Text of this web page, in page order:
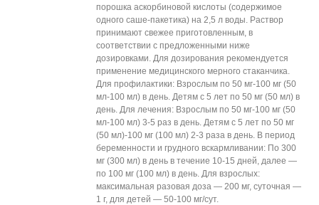
порошка аскорбиновой кислоты (содержимое
одного саше-пакетика) на 2,5 л воды. Раствор
принимают свежее приготовленным, в
соответствии с предложенными ниже
дозировками. Для дозирования рекомендуется
применение медицинского мерного стаканчика.
Для профилактики: Взрослым по 50 мг-100 мг (50
мл-100 мл) в день. Детям с 5 лет по 50 мг (50 мл) в
день. Для лечения: Взрослым по 50 мг-100 мг (50
мл-100 мл) 3-5 раз в день. Детям с 5 лет по 50 мг
(50 мл)-100 мг (100 мл) 2-3 раза в день. В период
беременности и грудного вскармливании: По 300
мг (300 мл) в день в течение 10-15 дней, далее —
по 100 мг (100 мл) в день. Для взрослых:
максимальная разовая доза — 200 мг, суточная —
1 г, для детей — 50-100 мг/сут.